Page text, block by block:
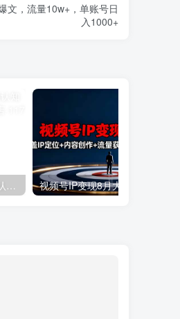
文，流量10w+，单账号日
入1000+